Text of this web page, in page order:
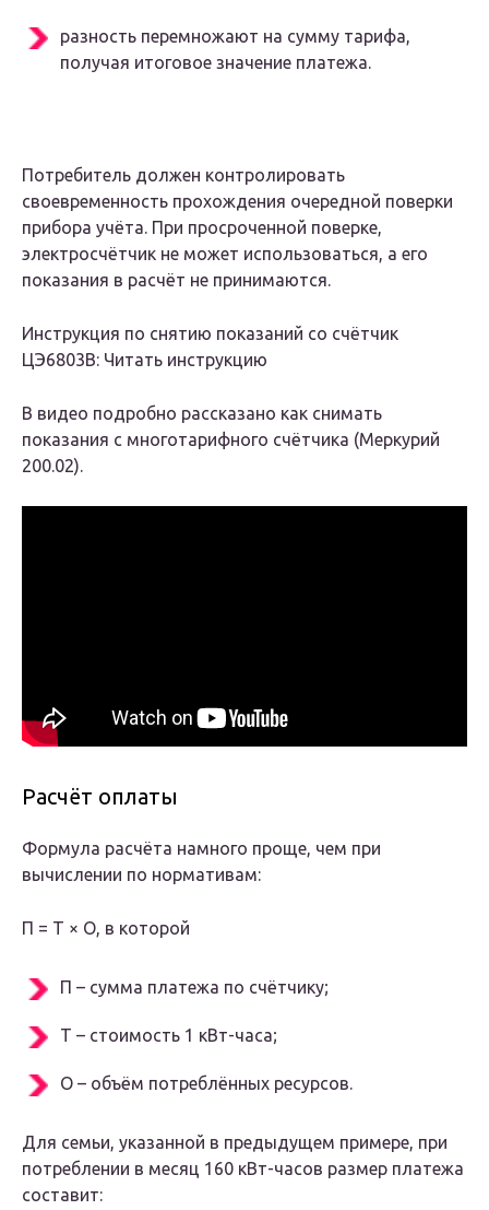
разность перемножают на сумму тарифа,
получая итоговое значение платежа.
Потребитель должен контролировать
своевременность прохождения очередной поверки
прибора учёта. При просроченной поверке,
электросчётчик не может использоваться, а его
показания в расчёт не принимаются.
Инструкция по снятию показаний со счётчик
ЦЭ6803В: Читать инструкцию
В видео подробно рассказано как снимать
показания с многотарифного счётчика (Меркурий
200.02).
Расчёт оплаты
Формула расчёта намного проще, чем при
вычислении по нормативам:
П = Т × О, в которой
П – сумма платежа по счётчику;
Т – стоимость 1 кВт-часа;
О – объём потреблённых ресурсов.
Для семьи, указанной в предыдущем примере, при
потреблении в месяц 160 кВт-часов размер платежа
составит: